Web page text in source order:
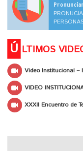
Ú LTIMOS
Video Institucional –
VIDEO
XXXII Encuentro de